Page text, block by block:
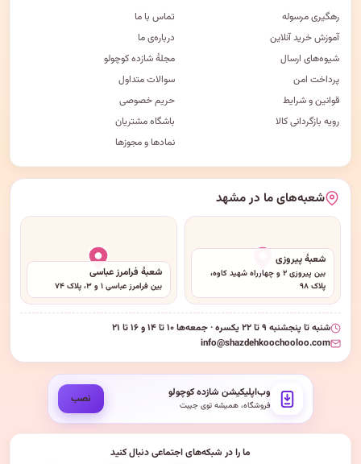
رهگیری مرسوله
آموزش خرید آنلاین
شیوه‌های ارسال
پرداخت امن
قوانین و شرایط
رویه بازگردانی کالا
تماس با ما
درباره‌ی ما
مجلهٔ شازده کوچولو
سوالات متداول
حریم خصوصی
باشگاه مشتریان
نمادها و مجوزها
شعبه‌های ما در مشهد
شعبهٔ پیروزی
بین پیروزی ۲ و چهارراه شهید کاوه،
پلاک ۹۸
شعبهٔ فرامرز عباسی
بین فرامرز عباسی ۱ و ۳، پلاک ۷۴
شنبه تا پنجشنبه ۹ تا ۲۲ یکسره · جمعه‌ها ۱۰ تا ۱۴ و ۱۶ تا ۲۱
info@shazdehkoochooloo.com
وب‌اپلیکیشن شازده کوچولو
فروشگاه، همیشه توی جیبت نصب
ما را در شبکه‌های اجتماعی دنبال کنید